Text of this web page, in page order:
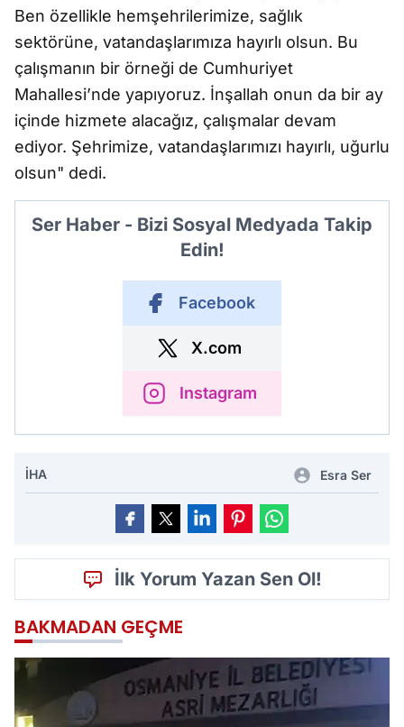
Ben özellikle hemşehrilerimize, sağlık
sektörüne, vatandaşlarımıza hayırlı olsun. Bu
çalışmanın bir örneği de Cumhuriyet
Mahallesi’nde yapıyoruz. İnşallah onun da bir ay
içinde hizmete alacağız, çalışmalar devam
ediyor. Şehrimize, vatandaşlarımızı hayırlı, uğurlu
olsun" dedi.
Ser Haber - Bizi Sosyal Medyada Takip
Edin!
Facebook
X.com
Instagram
İHA Esra Ser
İlk Yorum Yazan Sen Ol!
BAKMADAN GEÇME